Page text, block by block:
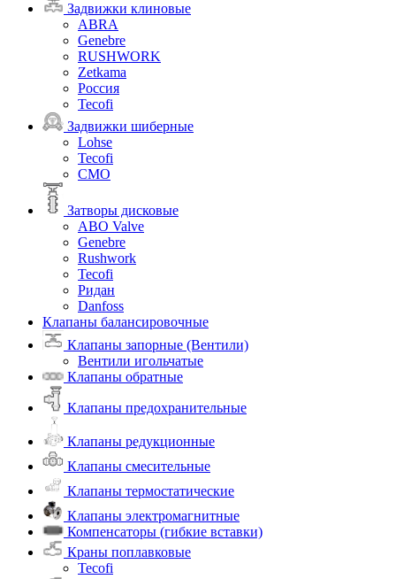
Задвижки клиновые
ABRA
Genebre
RUSHWORK
Zetkama
Россия
Tecofi
Задвижки шиберные
Lohse
Tecofi
СМО
Затворы дисковые
ABO Valve
Genebre
Rushwork
Tecofi
Ридан
Danfoss
Клапаны балансировочные
Клапаны запорные (Вентили)
Вентили игольчатые
Клапаны обратные
Клапаны предохранительные
Клапаны редукционные
Клапаны смесительные
Клапаны термостатические
Клапаны электромагнитные
Компенсаторы (гибкие вставки)
Краны поплавковые
Tecofi